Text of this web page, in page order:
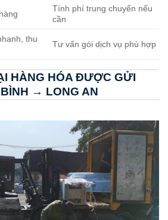
Tính phí trung chuyển nếu
cần
thu
Tư vấn gói dịch vụ phù hợp
HÀNG HÓA ĐƯỢC GỬI
→ LONG AN